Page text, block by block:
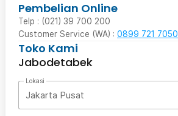
Pembelian Online
Telp : (021) 39 700 200
Customer Service (WA) : 0899 721 7050
Toko Kami
Jabodetabek
Lokasi
Jakarta Pusat